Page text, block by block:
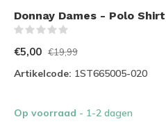
Donnay Dames - Polo
€5,00 €19,99
Artikelcode: 1ST665005-020
Op voorraad - 1-2 dagen